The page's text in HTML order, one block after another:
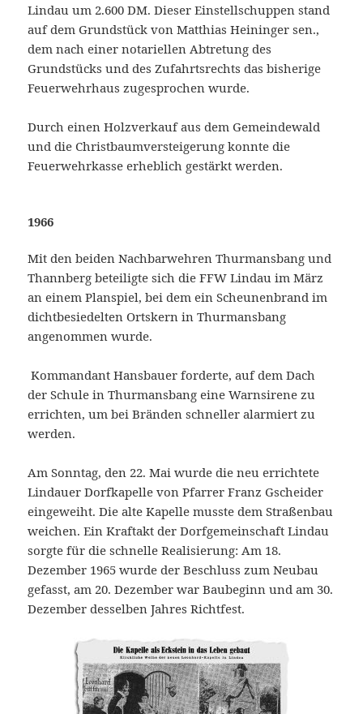
Lindau um 2.600 DM. Dieser Einstellschuppen stand
auf dem Grundstück von Matthias Heininger sen.,
dem nach einer notariellen Abtretung des
Grundstücks und des Zufahrtsrechts das bisherige
Feuerwehrhaus zugesprochen wurde.
Durch einen Holzverkauf aus dem Gemeindewald
und die Christbaumversteigerung konnte die
Feuerwehrkasse erheblich gestärkt werden.
1966
Mit den beiden Nachbarwehren Thurmansbang und
Thannberg beteiligte sich die FFW Lindau im März
an einem Planspiel, bei dem ein Scheunenbrand im
dichtbesiedelten Ortskern in Thurmansbang
angenommen wurde.
Kommandant Hansbauer forderte, auf dem Dach
der Schule in Thurmansbang eine Warnsirene zu
errichten, um bei Bränden schneller alarmiert zu
werden.
Am Sonntag, den 22. Mai wurde die neu errichtete
Lindauer Dorfkapelle von Pfarrer Franz Gscheider
eingeweiht. Die alte Kapelle musste dem Straßenbau
weichen. Ein Kraftakt der Dorfgemeinschaft Lindau
sorgte für die schnelle Realisierung: Am 18.
Dezember 1965 wurde der Beschluss zum Neubau
gefasst, am 20. Dezember war Baubeginn und am 30.
Dezember desselben Jahres Richtfest.